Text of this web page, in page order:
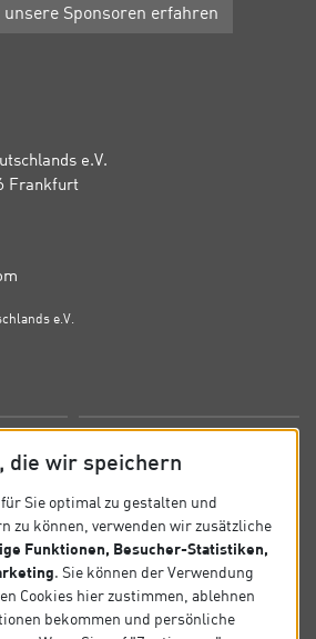
Sponsoren erfahren
e.V.
Frankfurt
e.V.
Kontakt
Impressum
die wir speichern
Sie optimal zu gestalten und
zu können, verwenden wir zusätzliche
Funktionen, Besucher-Statistiken,
. Sie können der Verwendung
Cookies hier zustimmen, ablehnen
bekommen und persönliche